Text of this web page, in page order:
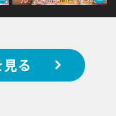
る